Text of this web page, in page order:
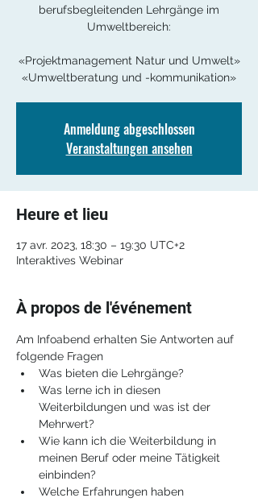
berufsbegleitenden Lehrgänge im
Umweltbereich:
«Projektmanagement Natur und Umwelt»
«Umweltberatung und -kommunikation»
Anmeldung abgeschlossen
Veranstaltungen ansehen
Heure et lieu
17 avr. 2023, 18:30 – 19:30 UTC+2
Interaktives Webinar
À propos de l'événement
Am Infoabend erhalten Sie Antworten auf
folgende Fragen
Was bieten die Lehrgänge?
Was lerne ich in diesen
Weiterbildungen und was ist der
Mehrwert?
Wie kann ich die Weiterbildung in
meinen Beruf oder meine Tätigkeit
einbinden?
Welche Erfahrungen haben